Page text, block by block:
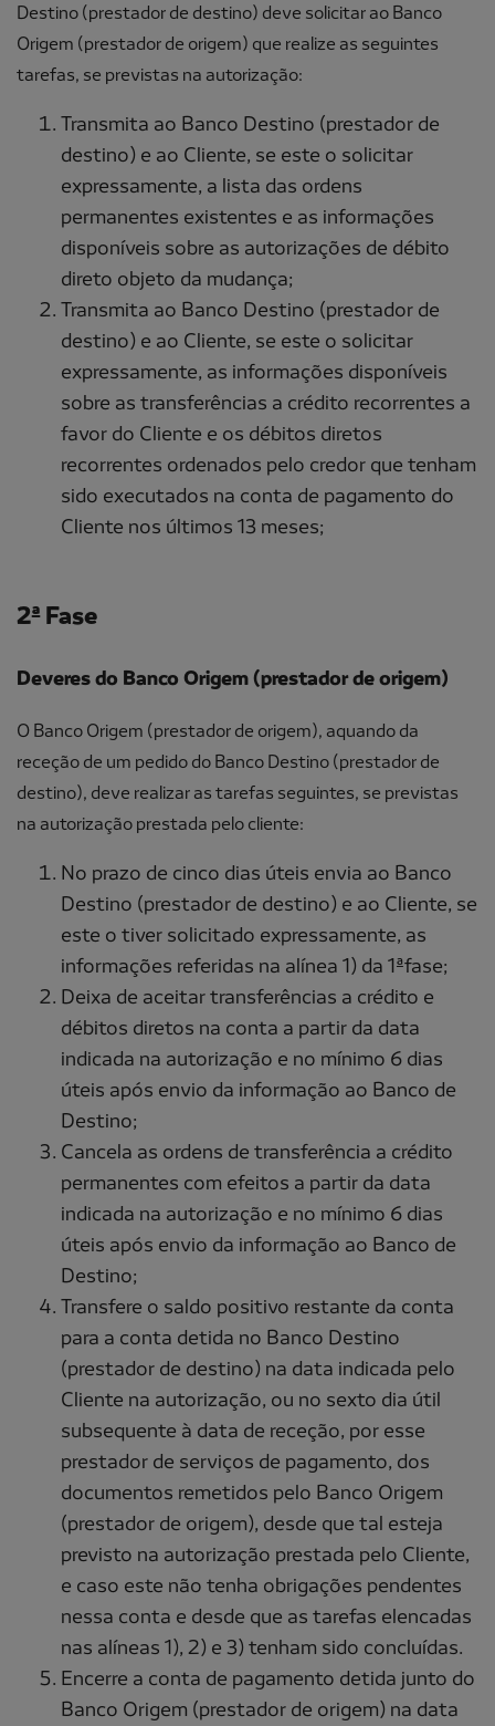
Destino (prestador de destino) deve solicitar ao Banco
Origem (prestador de origem) que realize as seguintes
tarefas, se previstas na autorização:
Transmita ao Banco Destino (prestador de
destino) e ao Cliente, se este o solicitar
expressamente, a lista das ordens
permanentes existentes e as informações
disponíveis sobre as autorizações de débito
direto objeto da mudança;
Transmita ao Banco Destino (prestador de
destino) e ao Cliente, se este o solicitar
expressamente, as informações disponíveis
sobre as transferências a crédito recorrentes a
favor do Cliente e os débitos diretos
recorrentes ordenados pelo credor que tenham
sido executados na conta de pagamento do
Cliente nos últimos 13 meses;
2ª Fase
Deveres do Banco Origem (prestador de origem)
O Banco Origem (prestador de origem), aquando da
receção de um pedido do Banco Destino (prestador de
destino), deve realizar as tarefas seguintes, se previstas
na autorização prestada pelo cliente:
No prazo de cinco dias úteis envia ao Banco
Destino (prestador de destino) e ao Cliente, se
este o tiver solicitado expressamente, as
informações referidas na alínea 1) da 1ªfase;
Deixa de aceitar transferências a crédito e
débitos diretos na conta a partir da data
indicada na autorização e no mínimo 6 dias
úteis após envio da informação ao Banco de
Destino;
Cancela as ordens de transferência a crédito
permanentes com efeitos a partir da data
indicada na autorização e no mínimo 6 dias
úteis após envio da informação ao Banco de
Destino;
Transfere o saldo positivo restante da conta
para a conta detida no Banco Destino
(prestador de destino) na data indicada pelo
Cliente na autorização, ou no sexto dia útil
subsequente à data de receção, por esse
prestador de serviços de pagamento, dos
documentos remetidos pelo Banco Origem
(prestador de origem), desde que tal esteja
previsto na autorização prestada pelo Cliente,
e caso este não tenha obrigações pendentes
nessa conta e desde que as tarefas elencadas
nas alíneas 1), 2) e 3) tenham sido concluídas.
Encerre a conta de pagamento detida junto do
Banco Origem (prestador de origem) na data